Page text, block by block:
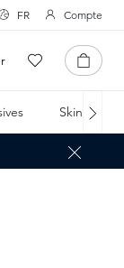
FR Compte
Skins